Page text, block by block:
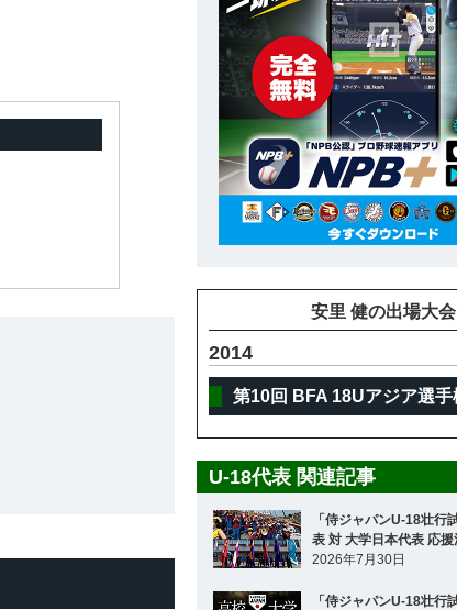
安里 健の出場大会
2014
第10回 BFA 18Uアジア選手
U-18代表 関連記事
「侍ジャパンU-18壮行
表 対 大学日本代表 応
2026年7月30日
「侍ジャパンU-18壮行